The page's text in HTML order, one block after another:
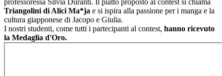
professoressa Silvia Duranti. Il piatto proposto al contest si chiama
Triangolini di Alici Ma*ja e si ispira alla passione per i manga e la
cultura giapponese di Jacopo e Giulia.
I nostri studenti, come tutti i partecipanti al contest, hanno ricevuto
la Medaglia d'Oro.